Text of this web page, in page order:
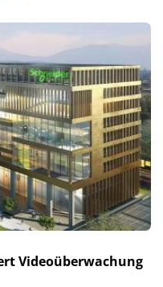
Videoüberwachung